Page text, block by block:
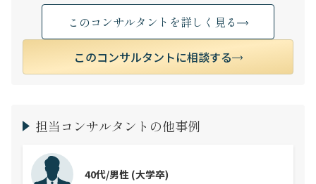
このコンサルタントを詳しく見る
このコンサルタントに相談する
担当コンサルタントの他事例
40代/男性 (大学卒)